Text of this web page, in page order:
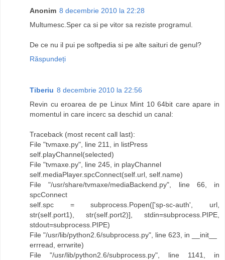
Anonim 8 decembrie 2010 la 22:28
Multumesc.Sper ca si pe vitor sa reziste programul.
De ce nu il pui pe softpedia si pe alte saituri de genul?
Răspundeți
Tiberiu 8 decembrie 2010 la 22:56
Revin cu eroarea de pe Linux Mint 10 64bit care apare in
momentul in care incerc sa deschid un canal:
Traceback (most recent call last):
File "tvmaxe.py", line 211, in listPress
self.playChannel(selected)
File "tvmaxe.py", line 245, in playChannel
self.mediaPlayer.spcConnect(self.url, self.name)
File "/usr/share/tvmaxe/mediaBackend.py", line 66, in
spcConnect
self.spc = subprocess.Popen(['sp-sc-auth', url,
str(self.port1), str(self.port2)], stdin=subprocess.PIPE,
stdout=subprocess.PIPE)
File "/usr/lib/python2.6/subprocess.py", line 623, in __init__
errread, errwrite)
File "/usr/lib/python2.6/subprocess.py", line 1141, in